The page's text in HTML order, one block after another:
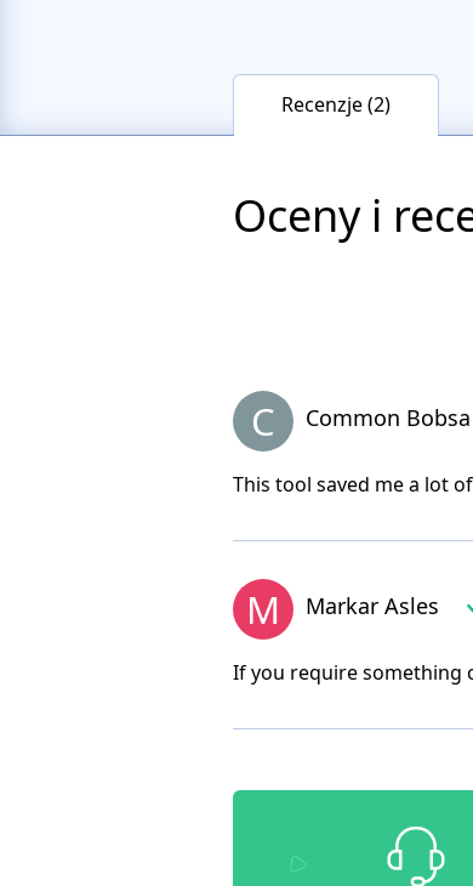
Recenzje (2)
Oceny i
C Common Bobsa
This tool saved me a lot
M Markar Asles
If you require something